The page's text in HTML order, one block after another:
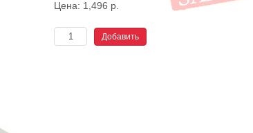
Цена: 1,496 р.